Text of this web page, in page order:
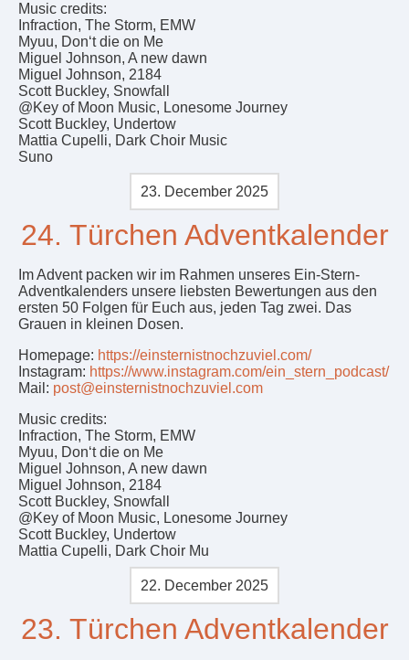
Music credits:
Infraction, The Storm, EMW
Myuu, Don‘t die on Me
Miguel Johnson, A new dawn
Miguel Johnson, 2184
Scott Buckley, Snowfall
@Key of Moon Music, Lonesome Journey
Scott Buckley, Undertow
Mattia Cupelli, Dark Choir Music
Suno
23. December 2025
24. Türchen Adventkalender
Im Advent packen wir im Rahmen unseres Ein-Stern-
Adventkalenders unsere liebsten Bewertungen aus den
ersten 50 Folgen für Euch aus, jeden Tag zwei. Das
Grauen in kleinen Dosen.
Homepage: https://einsternistnochzuviel.com/
Instagram: https://www.instagram.com/ein_stern_podcast/
Mail: post@einsternistnochzuviel.com
Music credits:
Infraction, The Storm, EMW
Myuu, Don‘t die on Me
Miguel Johnson, A new dawn
Miguel Johnson, 2184
Scott Buckley, Snowfall
@Key of Moon Music, Lonesome Journey
Scott Buckley, Undertow
Mattia Cupelli, Dark Choir Mu
22. December 2025
23. Türchen Adventkalender